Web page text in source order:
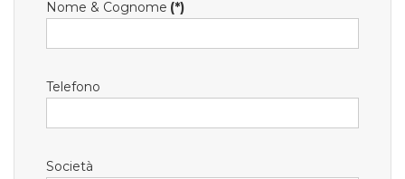
Nome & Cognome (*)
Telefono
Società